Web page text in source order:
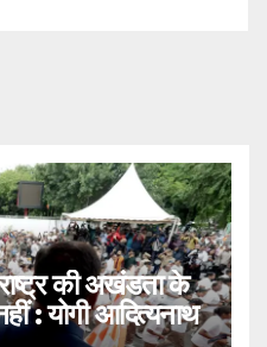
राष्ट्र की अखंडता के
: योगी आदित्यनाथ